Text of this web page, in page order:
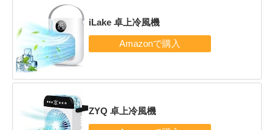
iLake 卓上冷風機
ZYQ 卓上冷風機